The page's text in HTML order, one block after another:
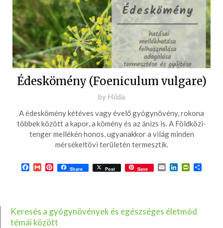
Édeskömény (Foeniculum vulgare)
Posted
2017-
06-
18
by Hilda
A édeskömény kétéves vagy évelő gyógynövény, rokona
többek között a kapor, a kömény és az ánizs is. A Földközi-
tenger mellékén honos, ugyanakkor a világ minden
mérsékeltövi területén termesztik.
Facebook
GmailPinterest
Share Post Save EmailLinkedIn
Keresés a gyógynövények és egészséges életmód
témái között